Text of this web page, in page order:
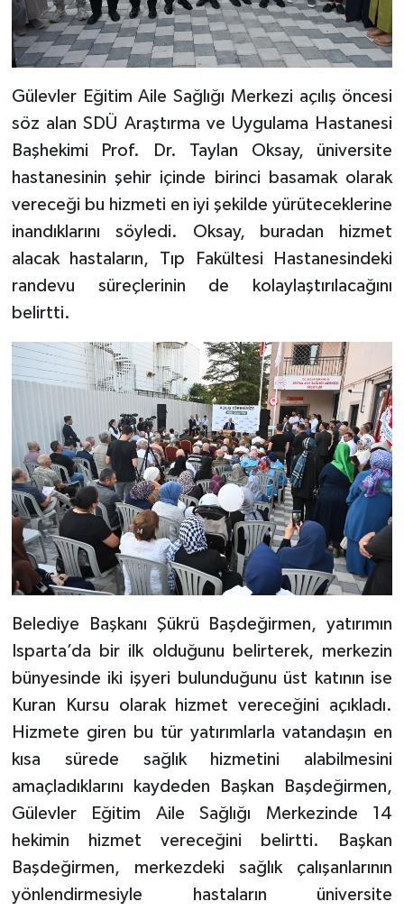
Gülevler Eğitim Aile Sağlığı Merkezi açılış öncesi
söz alan SDÜ Araştırma ve Uygulama Hastanesi
Başhekimi Prof. Dr. Taylan Oksay, üniversite
hastanesinin şehir içinde birinci basamak olarak
vereceği bu hizmeti en iyi şekilde yürüteceklerine
inandıklarını söyledi. Oksay, buradan hizmet
alacak hastaların, Tıp Fakültesi Hastanesindeki
randevu süreçlerinin de kolaylaştırılacağını
belirtti.
Belediye Başkanı Şükrü Başdeğirmen, yatırımın
Isparta’da bir ilk olduğunu belirterek, merkezin
bünyesinde iki işyeri bulunduğunu üst katının ise
Kuran Kursu olarak hizmet vereceğini açıkladı.
Hizmete giren bu tür yatırımlarla vatandaşın en
kısa sürede sağlık hizmetini alabilmesini
amaçladıklarını kaydeden Başkan Başdeğirmen,
Gülevler Eğitim Aile Sağlığı Merkezinde 14
hekimin hizmet vereceğini belirtti. Başkan
Başdeğirmen, merkezdeki sağlık çalışanlarının
yönlendirmesiyle hastaların üniversite